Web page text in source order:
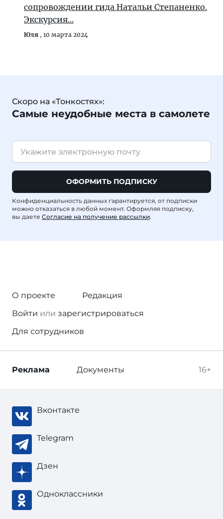
сопровождении гида Натальи Степаненко.
Экскурсия...
Юля , 10 марта 2024
Скоро на «Тонкостях»:
Самые неудобные места в самолете
ОФОРМИТЬ ПОДПИСКУ
Конфиденциальность данных гарантируется, от подписки
можно отказаться в любой момент. Оформляя подписку,
вы даете Согласие на получение рассылки.
О проекте
Редакция
Войти или зарегистрироваться
Для сотрудников
16+
Реклама Документы
Вконтакте
Telegram
Дзен
Одноклассники